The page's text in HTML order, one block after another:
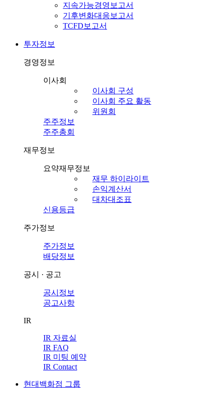
지속가능경영보고서
기후변화대응보고서
TCFD보고서
투자정보
경영정보
이사회
이사회 구성
이사회 주요 활동
위원회
주주정보
주주총회
재무정보
요약재무정보
재무 하이라이트
손익계산서
대차대조표
신용등급
주가정보
주가정보
배당정보
공시 · 공고
공시정보
공고사항
IR
IR 자료실
IR FAQ
IR 미팅 예약
IR Contact
현대백화점 그룹